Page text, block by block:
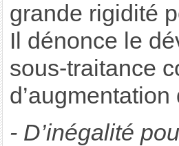
grande rigidité
Il dénonce le
sous-traitance
- D’inégalité